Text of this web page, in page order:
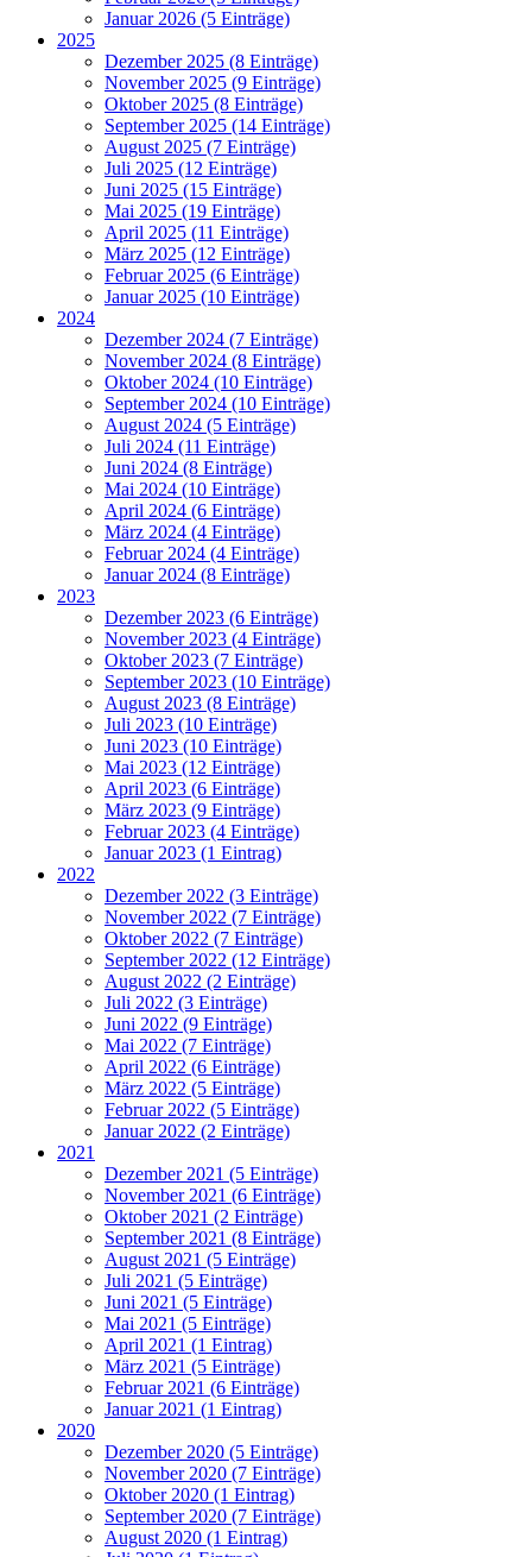
Januar 2026 (5 Einträge)
2025
Dezember 2025 (8 Einträge)
November 2025 (9 Einträge)
Oktober 2025 (8 Einträge)
September 2025 (14 Einträge)
August 2025 (7 Einträge)
Juli 2025 (12 Einträge)
Juni 2025 (15 Einträge)
Mai 2025 (19 Einträge)
April 2025 (11 Einträge)
März 2025 (12 Einträge)
Februar 2025 (6 Einträge)
Januar 2025 (10 Einträge)
2024
Dezember 2024 (7 Einträge)
November 2024 (8 Einträge)
Oktober 2024 (10 Einträge)
September 2024 (10 Einträge)
August 2024 (5 Einträge)
Juli 2024 (11 Einträge)
Juni 2024 (8 Einträge)
Mai 2024 (10 Einträge)
April 2024 (6 Einträge)
März 2024 (4 Einträge)
Februar 2024 (4 Einträge)
Januar 2024 (8 Einträge)
2023
Dezember 2023 (6 Einträge)
November 2023 (4 Einträge)
Oktober 2023 (7 Einträge)
September 2023 (10 Einträge)
August 2023 (8 Einträge)
Juli 2023 (10 Einträge)
Juni 2023 (10 Einträge)
Mai 2023 (12 Einträge)
April 2023 (6 Einträge)
März 2023 (9 Einträge)
Februar 2023 (4 Einträge)
Januar 2023 (1 Eintrag)
2022
Dezember 2022 (3 Einträge)
November 2022 (7 Einträge)
Oktober 2022 (7 Einträge)
September 2022 (12 Einträge)
August 2022 (2 Einträge)
Juli 2022 (3 Einträge)
Juni 2022 (9 Einträge)
Mai 2022 (7 Einträge)
April 2022 (6 Einträge)
März 2022 (5 Einträge)
Februar 2022 (5 Einträge)
Januar 2022 (2 Einträge)
2021
Dezember 2021 (5 Einträge)
November 2021 (6 Einträge)
Oktober 2021 (2 Einträge)
September 2021 (8 Einträge)
August 2021 (5 Einträge)
Juli 2021 (5 Einträge)
Juni 2021 (5 Einträge)
Mai 2021 (5 Einträge)
April 2021 (1 Eintrag)
März 2021 (5 Einträge)
Februar 2021 (6 Einträge)
Januar 2021 (1 Eintrag)
2020
Dezember 2020 (5 Einträge)
November 2020 (7 Einträge)
Oktober 2020 (1 Eintrag)
September 2020 (7 Einträge)
August 2020 (1 Eintrag)